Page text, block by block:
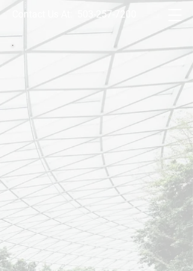
Contact Us At: 503-257-7200